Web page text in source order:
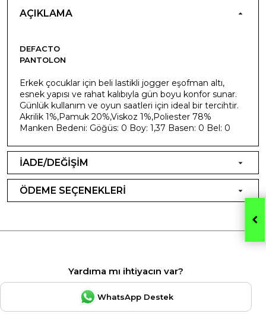
AÇIKLAMA
DEFACTO
PANTOLON
Erkek çocuklar için beli lastikli jogger eşofman altı,
esnek yapısı ve rahat kalıbıyla gün boyu konfor sunar.
Günlük kullanım ve oyun saatleri için ideal bir tercihtir.
Akrilik 1%,Pamuk 20%,Viskoz 1%,Poliester 78%
Manken Bedeni: Göğüs: 0 Boy: 1,37 Basen: 0 Bel: 0
İADE/DEĞİŞİM
ÖDEME SEÇENEKLERİ
Yardıma mı ihtiyacın var?
WhatsApp Destek